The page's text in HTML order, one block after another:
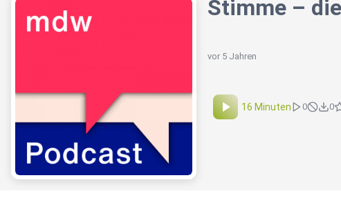
Stimme –
vor 5 Jahren
16 Minuten 0 0